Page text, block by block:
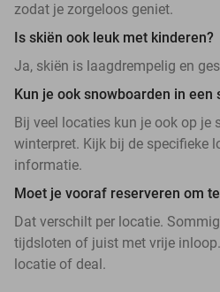
zodat je zorgeloos geniet.
Is skiën ook leuk met kinderen?
Ja, skiën is laagdrempelig en
Kun je ook snowboarden in een
Bij veel locaties kun je ook op je
winterpret. Kijk bij de specifieke
informatie.
Moet je vooraf reserveren om
Dat verschilt per locatie.
tijdsloten of juist met vrije
locatie of deal.